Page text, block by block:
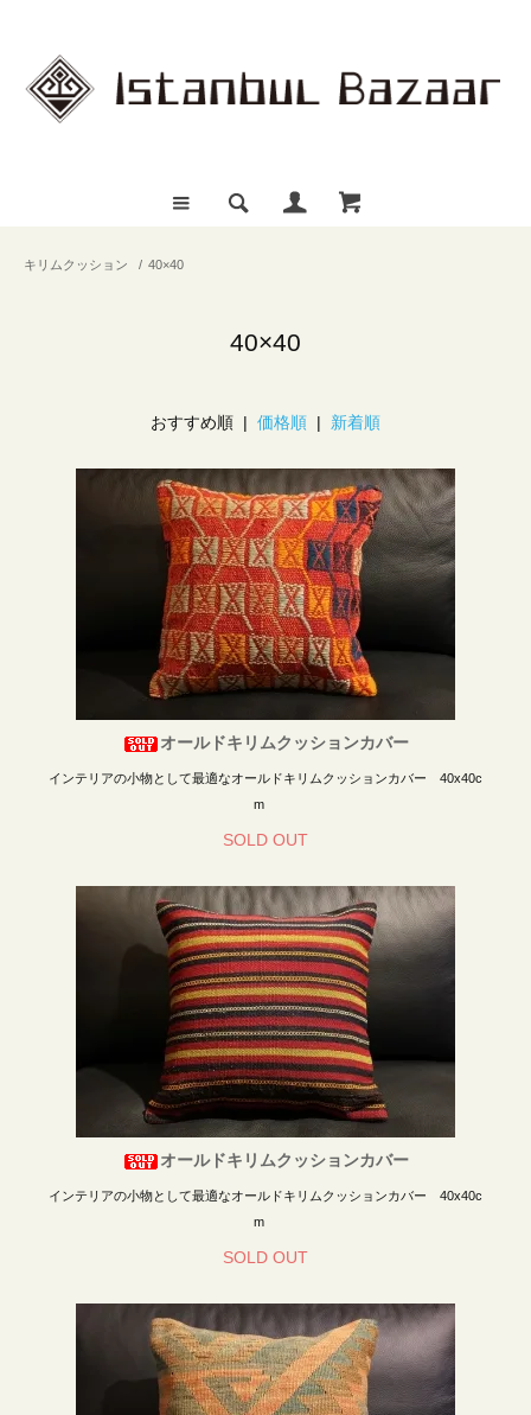
キリムクッション / 40×40
40×40
おすすめ順 | 価格順 | 新着順
オールドキリムクッションカバー
インテリアの小物として最適なオールドキリムクッションカバー 40x40c
m
SOLD OUT
オールドキリムクッションカバー
インテリアの小物として最適なオールドキリムクッションカバー 40x40c
m
SOLD OUT